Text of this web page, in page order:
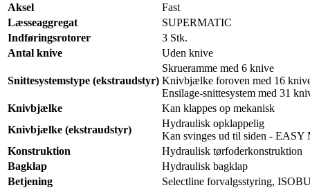
Aksel
Fast
Læsseaggregat
SUPERMATIC
Indføringsrotorer
3 Stk.
Antal knive
Uden knive
Snittesystemstype (ekstraudstyr)
Skrueramme med 6 knive
Knivbjælke foroven med 16
Ensilage-snittesystem med 31
Knivbjælke
Kan klappes op mekanisk
Knivbjælke (ekstraudstyr)
Hydraulisk opklappelig
Kan svinges ud til siden - EASY
Konstruktion
Hydraulisk tørfoderkonstruktion
Bagklap
Hydraulisk bagklap
Betjening
Selectline forvalgsstyring,